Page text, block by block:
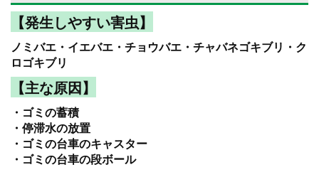
【発生しやすい害虫】
ノミバエ・イエバエ・チョウバエ・チャバネゴキブリ・ク
ロゴキブリ
【主な原因】
・ゴミの蓄積
・停滞水の放置
・ゴミの台車のキャスター
・ゴミの台車の段ボール